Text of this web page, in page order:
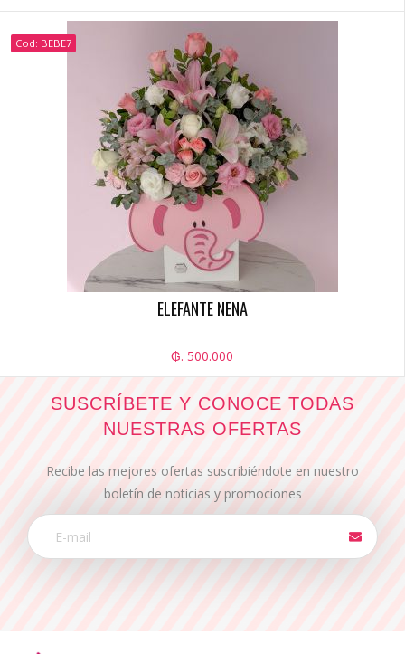
Cod: BEBE7
ELEFANTE NENA
₲. 500.000
SUSCRÍBETE Y CONOCE TODAS
NUESTRAS OFERTAS
Recibe las mejores ofertas suscribiéndote en nuestro
boletín de noticias y promociones